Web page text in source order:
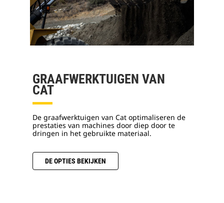
GRAAFWERKTUIGEN VAN
CAT
De graafwerktuigen van Cat optimaliseren de
prestaties van machines door diep door te
dringen in het gebruikte materiaal.
DE OPTIES BEKIJKEN